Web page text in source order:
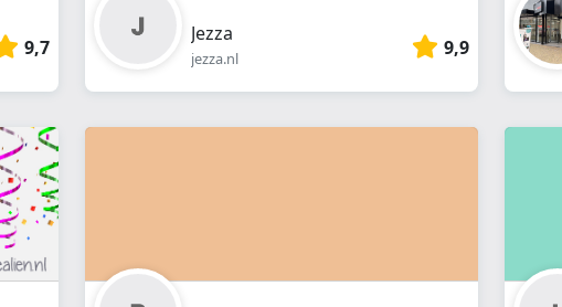
9,7
Jezza
jezza.nl 9,9